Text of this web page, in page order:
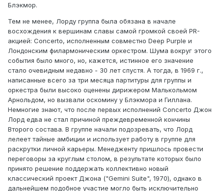
Блэкмор.
Тем не менее, Лорду группа была обязана в начале
восхождения к вершинам славы самой громкой своей PR-
акцией: Concerto, исполненным совместно Deep Purple и
Лондонским филармоническим оркестром. Шума вокруг этого
события было много, но, кажется, истинное его значение
стало очевидным недавно - 30 лет спустя. А тогда, в 1969 г.,
написанные всего за три месяца партитуры для группы и
оркестра были высоко оценены дирижером Малькольмом
Арнольдом, но вызвали оскомину у Блэкмора и Гиллана.
Немногие знают, что после первых исполнений Concerto Джон
Лорд едва не стал причиной прeждевременной кончины
Второго состава. В группе начали подозревать, что Лорд
лелеет тайные амбиции и использует работу в группе для
раскрутки личной карьеры. Менедженту пришлось провести
переговоры за круглым столом, в результате которых было
принято решение поддержать коллективно новый
классический проект Джона ("Gemini Suite", 1970), однако в
дальнейшем подобное участие могло быть исключительно